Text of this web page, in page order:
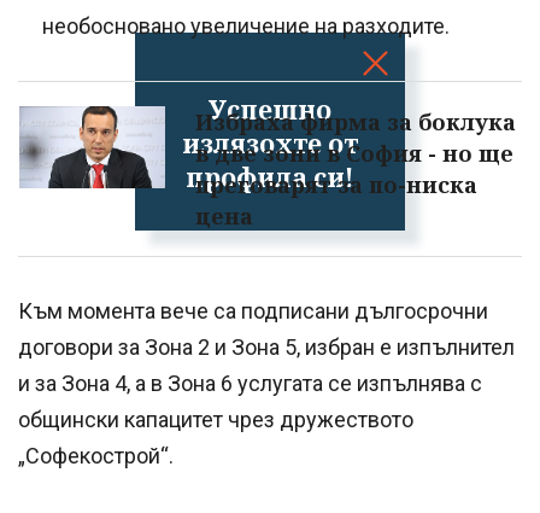
Успешно
излязохте от
профила си!
необосновано увеличение на разходите.
Избраха фирма за боклука
в две зони в София - но ще
преговарят за по-ниска
цена
Към момента вече са подписани дългосрочни
договори за Зона 2 и Зона 5, избран е изпълнител
и за Зона 4, а в Зона 6 услугата се изпълнява с
общински капацитет чрез дружеството
„Софекострой“.